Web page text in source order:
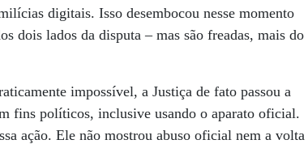
digitais. Isso desembocou nesse momento
dois lados da disputa – mas são freadas, mais do
impossível, a Justiça de fato passou a
fins políticos, inclusive usando o aparato oficial.
ação. Ele não mostrou abuso oficial nem a volta